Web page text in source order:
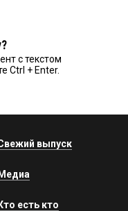
с текстом
Ctrl + Enter.
выпуск
Медиа
Кто есть кто